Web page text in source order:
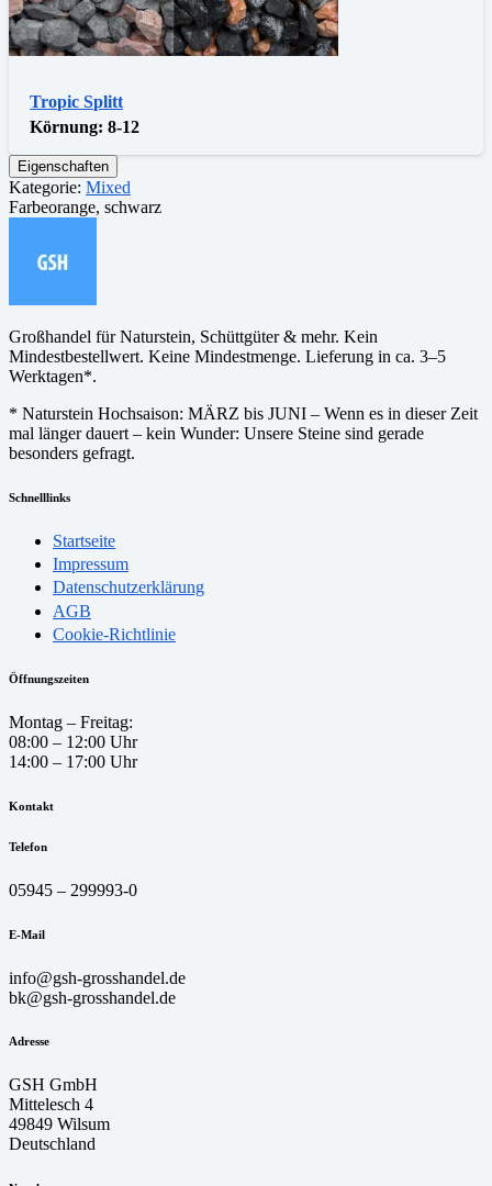
Tropic Splitt
Körnung:8-12
Eigenschaften
Kategorie: Mixed
Farbeorange, schwarz
Großhandel für Naturstein, Schüttgüter & mehr. Kein
Mindestbestellwert. Keine Mindestmenge. Lieferung in ca. 3–5
Werktagen*.
* Naturstein Hochsaison: MÄRZ bis JUNI – Wenn es in dieser Zeit
mal länger dauert – kein Wunder: Unsere Steine sind gerade
besonders gefragt.
Schnelllinks
Startseite
Impressum
Datenschutzerklärung
AGB
Cookie-Richtlinie
Öffnungszeiten
Montag – Freitag:
08:00 – 12:00 Uhr
14:00 – 17:00 Uhr
Kontakt
Telefon
05945 – 299993-0
E-Mail
info@gsh-grosshandel.de
bk@gsh-grosshandel.de
Adresse
GSH GmbH
Mittelesch 4
49849 Wilsum
Deutschland